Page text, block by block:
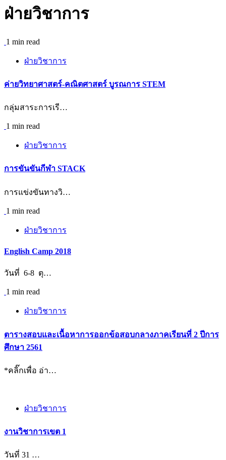
ฝ่ายวิชาการ
1 min read
ฝ่ายวิชาการ
ค่ายวิทยาศาสตร์-คณิตศาสตร์ บูรณการ STEM
กลุ่มสาระการเรี…
1 min read
ฝ่ายวิชาการ
การขันขันกีฬา STACK
การแข่งขันทางวิ…
1 min read
ฝ่ายวิชาการ
English Camp 2018
วันที่ 6-8 ตุ…
1 min read
ฝ่ายวิชาการ
ตารางสอบและเนื้อหาการออกข้อสอบกลางภาคเรียนที่ 2 ปีการ
ศึกษา 2561
*คลิ๊กเพื่อ อ่า…
ฝ่ายวิชาการ
งานวิชาการเขต 1
วันที่ 31 …